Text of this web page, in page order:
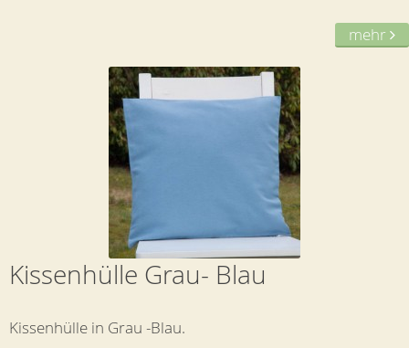
mehr
Kissenhülle Grau- Blau
Kissenhülle in Grau -Blau.